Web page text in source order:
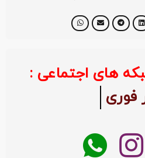
های اجتماعی :
فوری